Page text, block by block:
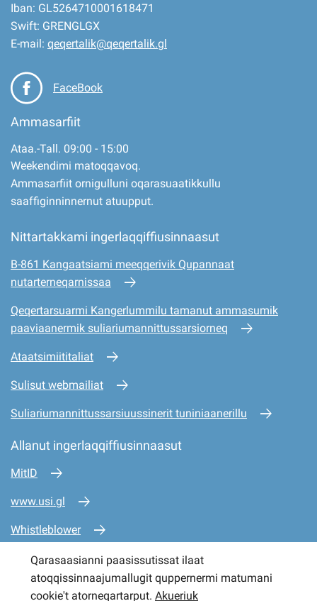
Iban: GL5264710001618471
Swift: GRENGLGX
E-mail: qeqertalik@qeqertalik.gl
FaceBook
Ammasarfiit
Ataa.-Tall. 09:00 - 15:00
Weekendimi matoqqavoq.
Ammasarfiit ornigulluni oqarasuaatikkullu
saaffiginninnernut atuupput.
Nittartakkami ingerlaqqiffiusinnaasut
B-861 Kangaatsiami meeqqerivik Qupannaat
nutarterneqarnissaa
Qeqertarsuarmi Kangerlummilu tamanut ammasumik
paaviaanermik suliariumannittussarsiorneq
Ataatsimiititaliat
Sulisut webmailiat
Suliariumannittussarsiuussinerit tuniniaanerillu
Allanut ingerlaqqiffiusinnaasut
MitID
www.usi.gl
Whistleblower
www.mio.gl
www.sullissivik.gl
Qarasaasianni paasissutissat ilaat
atoqqissinnaajumallugit quppernermi matumani
cookie't atorneqartarput. Akueriuk